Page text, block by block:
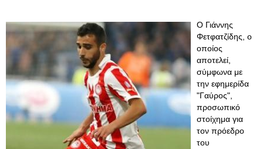
Ο Γιάννης
Φετφατζίδης, ο
οποίος
αποτελεί,
σύμφωνα με
την εφημερίδα
"Γαύρος",
προσωπικό
στοίχημα για
τον πρόεδρο
του